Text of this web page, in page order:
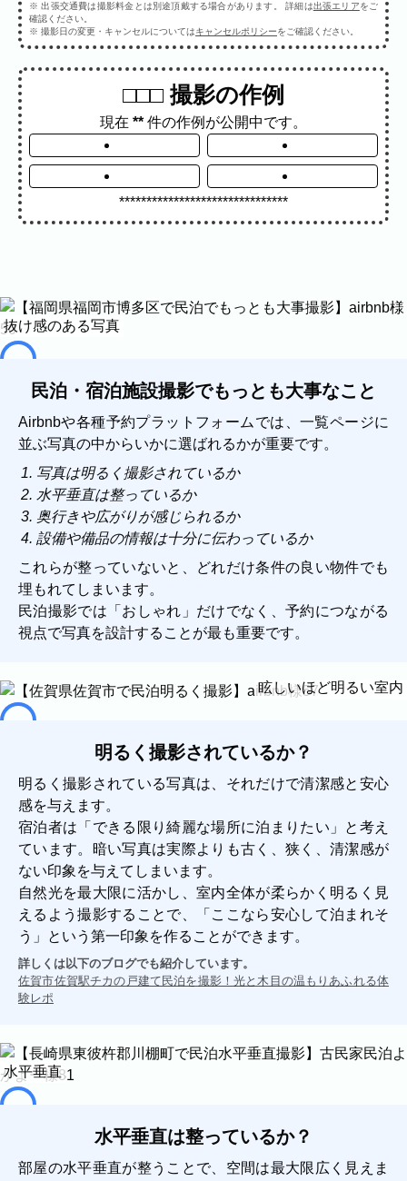
ご希望の撮影カテゴリをご確認いただけま
す。
ので、写真の雰囲気を見ながらお選びくだ
建築・不動産
店舗・会社
プロフィール
家族写真の撮影実績
家族
七五三 入学式・卒業式
成人式
建築・不動産
民泊
店舗・会社
プロフィール
空き状況の確認からご予約まで、24時間いつでもご利用
いただけます。
出張エリア
出張エリア
下記より、よく伺う出張エリアをご覧いた
だけます。
そのほかの対応エリアについては、出張エ
リア一覧よりご確認いただけます。
福岡市 粕屋町 新宮町 古賀市
福津市
北九州市戸畑区
北九州市八幡東区
久留米市 北九州市門司区
ABOUT
ABOUT
撮影・制作に対する考え方をご紹介してい
ます。
KUMICODEのことを、少し知っていただけ
たらうれしいです。
私たちにできること
写真撮影・動画撮影・WEBサイト制作を行っています。
WEBサイト制作
よくある質問
今まで寄せられた質問をまとめました。
※ 出張交通費は撮影料金とは別途頂戴する場合があります。 詳細は出張エリアをご
確認ください。
※ 撮影日の変更・キャンセルについてはキャンセルポリシーをご確認ください。
□□□ 撮影の作例
現在 ** 件の作例が公開中です。
*******************************
抜け感のある写真
民泊・宿泊施設撮影でもっとも大事なこと
Airbnbや各種予約プラットフォームでは、一覧ページに
並ぶ写真の中からいかに選ばれるかが重要です。
写真は明るく撮影されているか
水平垂直は整っているか
奥行きや広がりが感じられるか
設備や備品の情報は十分に伝わっているか
これらが整っていないと、どれだけ条件の良い物件でも
埋もれてしまいます。
民泊撮影では「おしゃれ」だけでなく、予約につながる
視点で写真を設計することが最も重要です。
眩しいほど明るい室内
明るく撮影されているか？
明るく撮影されている写真は、それだけで清潔感と安心
感を与えます。
宿泊者は「できる限り綺麗な場所に泊まりたい」と考え
ています。暗い写真は実際よりも古く、狭く、清潔感が
ない印象を与えてしまいます。
自然光を最大限に活かし、室内全体が柔らかく明るく見
えるよう撮影することで、「ここなら安心して泊まれそ
う」という第一印象を作ることができます。
詳しくは以下のブログでも紹介しています。
佐賀市佐賀駅チカの戸建て民泊を撮影！光と木目の温もりあふれる体
験レポ
水平垂直
水平垂直は整っているか？
部屋の水平垂直が整うことで、空間は最大限広く見えま